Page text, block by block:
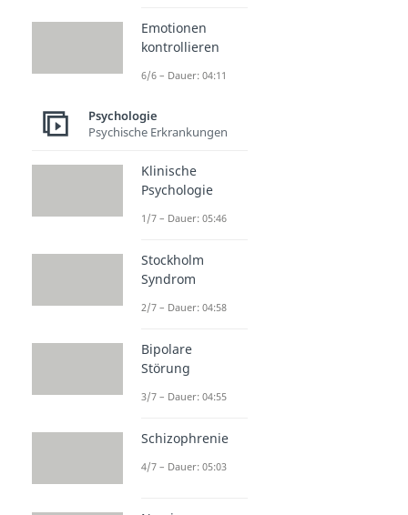
Emotionen
kontrollieren
6/6 – Dauer: 04:11
Psychologie
Psychische Erkrankungen
Klinische
Psychologie
1/7 – Dauer: 05:46
Stockholm
Syndrom
2/7 – Dauer: 04:58
Bipolare
Störung
3/7 – Dauer: 04:55
Schizophrenie
4/7 – Dauer: 05:03